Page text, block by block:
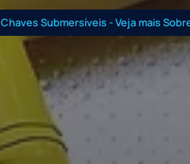
Chaves Submersíveis - Veja mais